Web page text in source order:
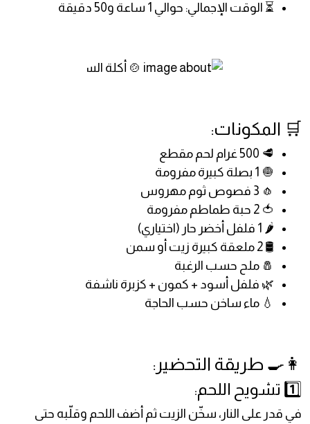
⏳ الوقت الإجمالي: حوالي 1 ساعة و50 دقيقة
🛒 المكونات:
🥩 500 غرام لحم مقطع
🧅 1 بصلة كبيرة مفرومة
🧄 3 فصوص ثوم مهروس
🍅 2 حبة طماطم مفرومة
🌶️ 1 فلفل أخضر حار (اختياري)
🛢️ 2 ملعقة كبيرة زيت أو سمن
🧂 ملح حسب الرغبة
🌿 فلفل أسود + كمون + كزبرة ناشفة
💧 ماء ساخن حسب الحاجة
👩‍🍳 طريقة التحضير:
1️⃣ تشويح اللحم:
في قدر على النار، سخّن الزيت ثم أضف اللحم وقلّبه حتى